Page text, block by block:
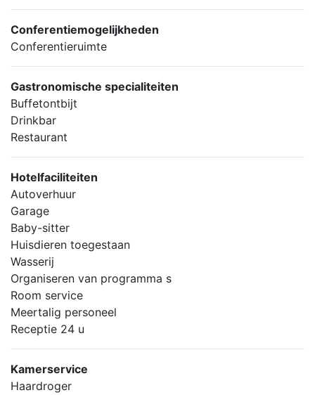
Conferentiemogelijkheden
Conferentieruimte
Gastronomische specialiteiten
Buffetontbijt
Drinkbar
Restaurant
Hotelfaciliteiten
Autoverhuur
Garage
Baby-sitter
Huisdieren toegestaan
Wasserij
Organiseren van programma s
Room service
Meertalig personeel
Receptie 24 u
Kamerservice
Haardroger